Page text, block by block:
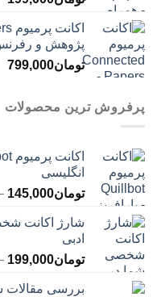
پژوهش و
تومان799,000
پرفروش ترین محصولات
انگلیسی
تومان145,000
ادبی
تومان199,000